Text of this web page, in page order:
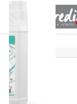
Tous les
Bac